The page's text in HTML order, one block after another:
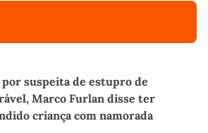
por suspeita de estupro de
Marco Furlan disse ter
criança com namorada